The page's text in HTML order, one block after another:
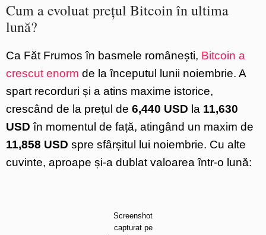
Cum a evoluat prețul Bitcoin în ultima
lună?
Ca Făt Frumos în basmele românești, Bitcoin a
crescut enorm de la începutul lunii noiembrie. A
spart recorduri și a atins maxime istorice,
crescând de la prețul de 6,440 USD la 11,630
USD în momentul de față, atingând un maxim de
11,858 USD spre sfârșitul lui noiembrie. Cu alte
cuvinte, aproape și-a dublat valoarea într-o lună:
Screenshot
capturat pe